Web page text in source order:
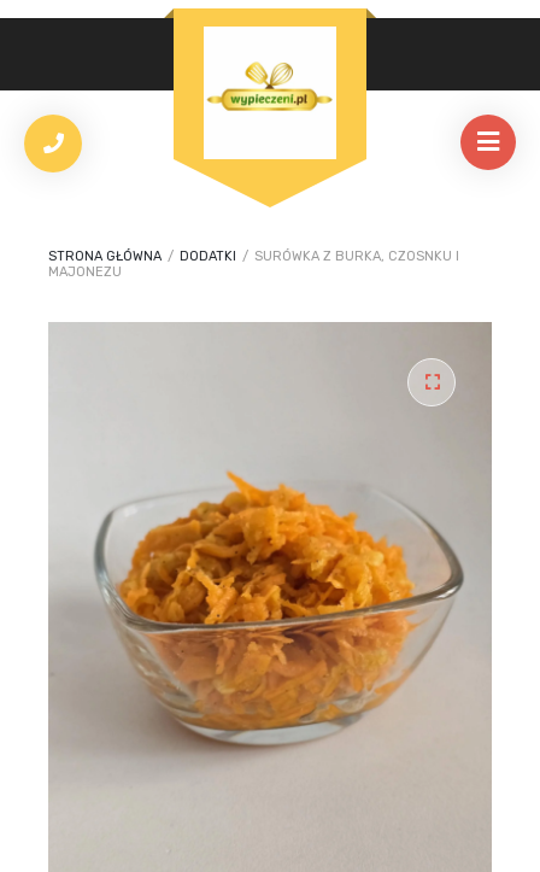
STRONA GŁÓWNA / DODATKI / SURÓWKA Z BURKA, CZOSNKU I
MAJONEZU